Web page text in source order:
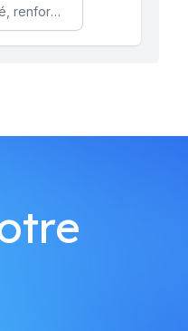
Microsoft 365 une solution complète qui booste votre productivité, renforce la sécurité de vos données et facilite la collaboration.